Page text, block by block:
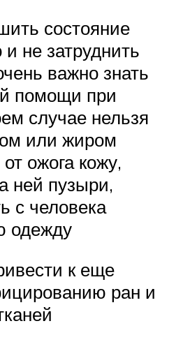
состояние
не затруднить
важно знать
помощи при
случае нельзя
или жиром
ожога кожу,
ней пузыри,
с человека
одежду
к еще
ран и